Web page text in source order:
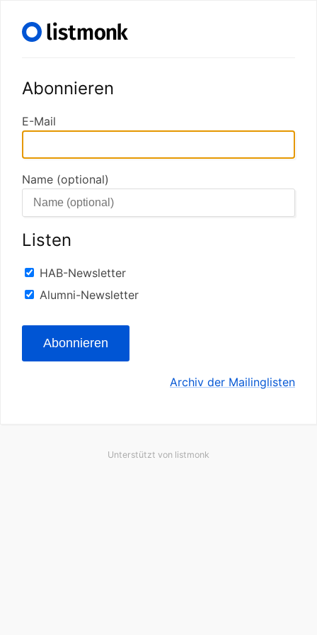
Abonnieren
E-Mail
Name (optional)
Listen
HAB-Newsletter
Alumni-Newsletter
Abonnieren
Archiv der Mailinglisten
Unterstützt von listmonk